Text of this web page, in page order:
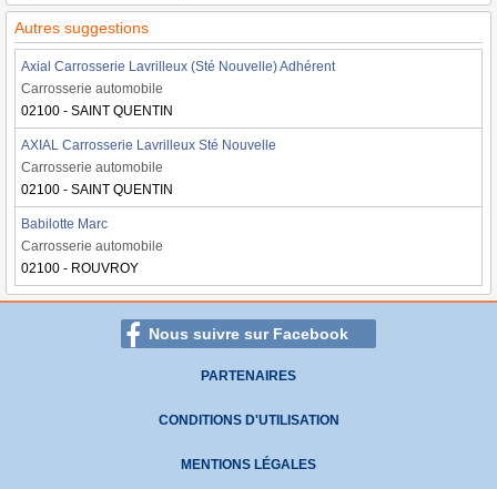
Autres suggestions
Axial Carrosserie Lavrilleux (Sté Nouvelle) Adhérent
Carrosserie automobile
02100 - SAINT QUENTIN
AXIAL Carrosserie Lavrilleux Sté Nouvelle
Carrosserie automobile
02100 - SAINT QUENTIN
Babilotte Marc
Carrosserie automobile
02100 - ROUVROY
Nous suivre sur Facebook
PARTENAIRES
CONDITIONS D'UTILISATION
MENTIONS LÉGALES